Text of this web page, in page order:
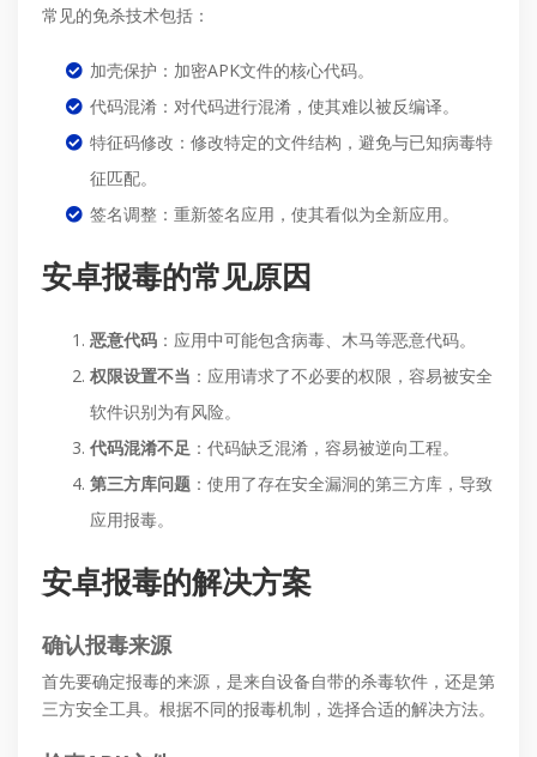
常见的免杀技术包括：
加壳保护：加密APK文件的核心代码。
代码混淆：对代码进行混淆，使其难以被反编译。
特征码修改：修改特定的文件结构，避免与已知病毒特
征匹配。
签名调整：重新签名应用，使其看似为全新应用。
安卓报毒的常见原因
恶意代码 ：应用中可能包含病毒、木马等恶意代码。
权限设置不当 ：应用请求了不必要的权限，容易被安全
软件识别为有风险。
代码混淆不足 ：代码缺乏混淆，容易被逆向工程。
第三方库问题 ：使用了存在安全漏洞的第三方库，导致
应用报毒。
安卓报毒的解决方案
确认报毒来源
首先要确定报毒的来源，是来自设备自带的杀毒软件，还是第
三方安全工具。根据不同的报毒机制，选择合适的解决方法。